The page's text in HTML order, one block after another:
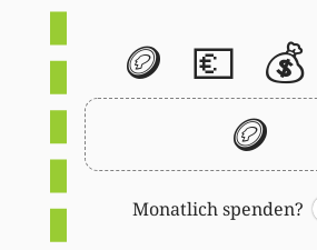
🪙 💶 💰
🪙
Monatlich spenden?
Switch